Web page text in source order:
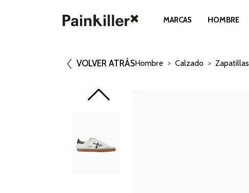
MARCAS HOMBRE
VOLVER ATRÁSHombre Calzado Zapatillas